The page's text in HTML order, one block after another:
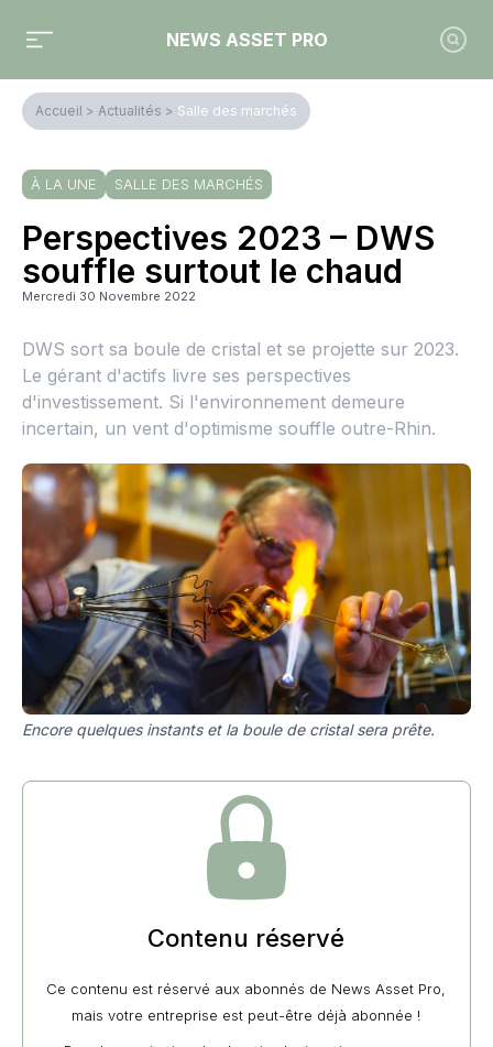
NEWS ASSET PRO
Accueil > Actualités > Salle des marchés
À LA UNE SALLE DES MARCHÉS
Perspectives 2023 – DWS
souffle surtout le chaud
Mercredi 30 Novembre 2022
DWS sort sa boule de cristal et se projette sur 2023.
Le gérant d'actifs livre ses perspectives
d'investissement. Si l'environnement demeure
incertain, un vent d'optimisme souffle outre-Rhin.
Encore quelques instants et la boule de cristal sera prête.
Contenu réservé
Ce contenu est réservé aux abonnés de News Asset Pro,
mais votre entreprise est peut-être déjà abonnée !